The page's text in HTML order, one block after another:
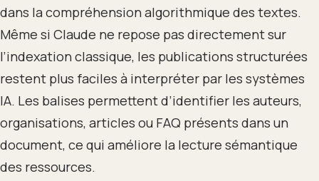
dans la compréhension algorithmique des textes.
Même si Claude ne repose pas directement sur
l’indexation classique, les publications structurées
restent plus faciles à interpréter par les systèmes
IA. Les balises permettent d’identifier les auteurs,
organisations, articles ou FAQ présents dans un
document, ce qui améliore la lecture sémantique
des ressources.